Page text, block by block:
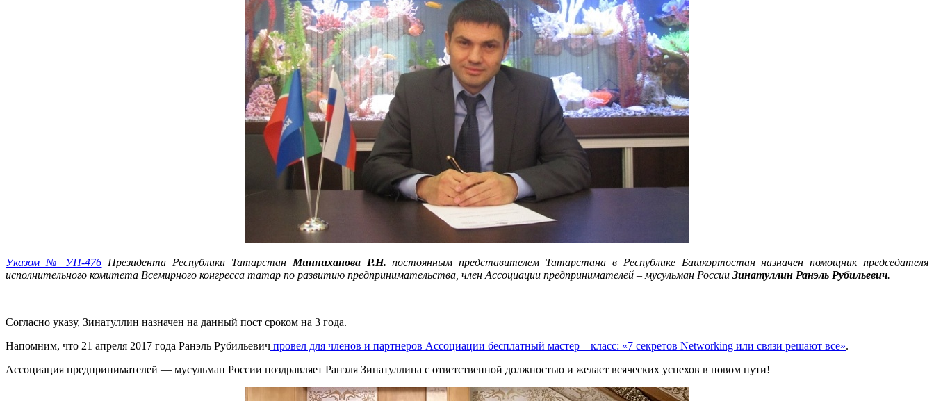
Указом № УП-476 Президента Республики Татарстан Минниханова Р.Н. постоянным представителем Татарстана в Республике Башкортостан назначен помощник председателя
исполнительного комитета Всемирного конгресса татар по развитию предпринимательства, член Ассоциации предпринимателей – мусульман России Зинатуллин Ранэль Рубильевич.
Согласно указу, Зинатуллин назначен на данный пост сроком на 3 года.
Напомним, что 21 апреля 2017 года Ранэль Рубильевич провел для членов и партнеров Ассоциации бесплатный мастер – класс: «7 секретов Networking или связи решают все».
Ассоциация предпринимателей — мусульман России поздравляет Ранэля Зинатуллина с ответственной должностью и желает всяческих успехов в новом пути!